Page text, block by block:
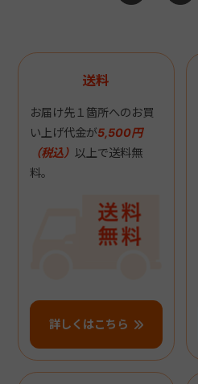
送料
お届け先１箇所へのお買
い上げ代金が5,500円
（税込） 以上で送料無
料。
詳しくはこちら